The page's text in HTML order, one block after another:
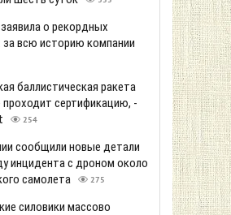
о рекордных
за всю историю компании
баллистическая ракета
проходит сертификацию, -
254
сообщили новые детали
инцидента с дроном около
самолета
275
силовики массово